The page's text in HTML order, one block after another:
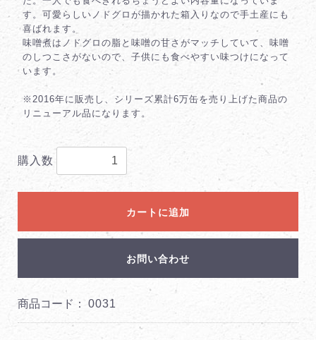
す。可愛らしいノドグロが描かれた箱入りなので手土産にも
喜ばれます。
味噌煮はノドグロの脂と味噌の甘さがマッチしていて、味噌
のしつこさがないので、子供にも食べやすい味つけになって
います。
※2016年に販売し、シリーズ累計6万缶を売り上げた商品の
リニューアル品になります。
購入数
カートに追加
お問い合わせ
商品コード： 0031